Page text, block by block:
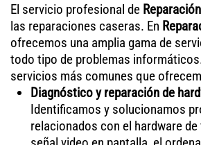
El servicio profesional de
las reparaciones caseras. En
ofrecemos una amplia gama de
todo tipo de problemas
servicios más comunes que
Diagnóstico y reparación de
Identificamos y solucionamos
relacionados con el hardware